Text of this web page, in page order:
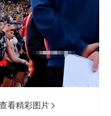
看精彩图片